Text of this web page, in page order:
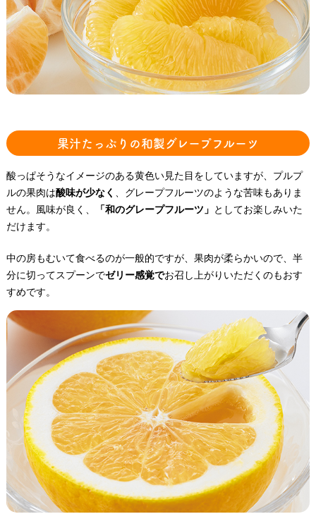
果汁たっぷりの和製グレープフルーツ
酸っぱそうなイメージのある黄色い見た目をしていますが、プルプ
ルの果肉は酸味が少なく
、グレープフルーツのような苦味もありま
せん。風味が良く、
「和のグレープフルーツ」 としてお楽しみいた
だけます。
中の房もむいて食べるのが一般的ですが、果肉が柔らかいので、半
分に切ってスプーンでゼリー感覚でお召し上がりいただくのもおす
すめです。